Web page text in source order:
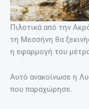
Πιλοτικά από την
τη Μεσσήνη θα
η εφαρμογή του
Αυτό ανακοίνωσε η
που παραχώρησε.